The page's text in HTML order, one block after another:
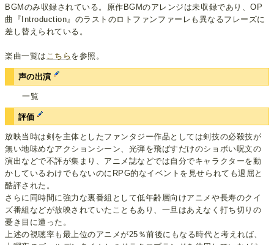
BGMのみ収録されている。原作BGMのアレンジは未収録であり、OP
曲『Introduction』のラストのロトファンファーレも異なるフレーズに
差し替えられている。
楽曲一覧は こちら を参照。
声の出演
一覧
評価
放映当時は剣を主体としたファンタジー作品としては剣技の必殺技が
無い地味めなアクションシーン、光弾を飛ばすだけのショボい呪文の
演出などで不評が集まり、アニメ誌などでは自分でキャラクターを動
かしているわけでもないのにRPG的なイベントを見せられても退屈と
酷評された。
さらに同時間に強力な裏番組として低年齢層向けアニメや長寿のクイ
ズ番組などが放映されていたこともあり、一旦はあえなく打ち切りの
憂き目に遭った。
上述の視聴率も最上位のアニメが25％前後にもなる時代と考えれば、